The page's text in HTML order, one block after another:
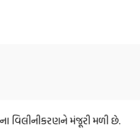
વિલીનીકરણને મંજૂરી મળી છે.